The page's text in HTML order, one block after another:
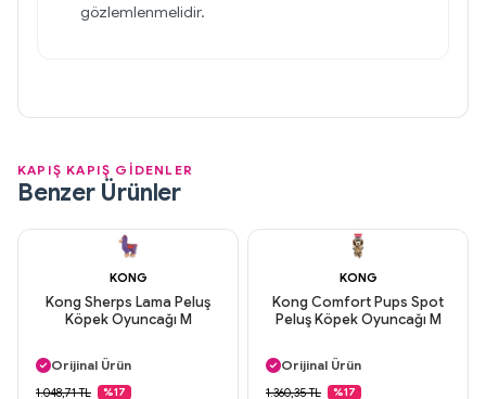
gözlemlenmelidir.
KAPIŞ KAPIŞ GİDENLER
Benzer Ürünler
KONG
Kong Sherps Lama Peluş
Köpek Oyuncağı M
Orijinal Ürün
Güvenli Ödeme
1.048,71 TL %17
KONG
Kong Comfort Pups Spot
Peluş Köpek Oyuncağı M
Orijinal Ürün
Güvenli Ödeme
1.360,35 TL %17